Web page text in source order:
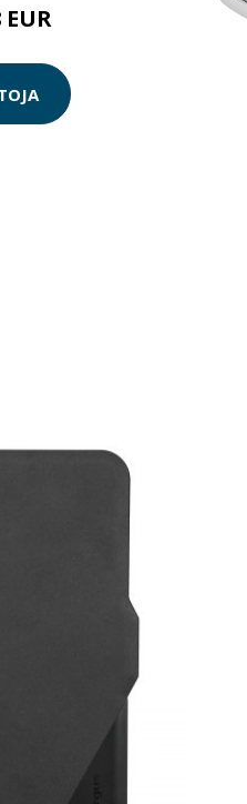
EUR